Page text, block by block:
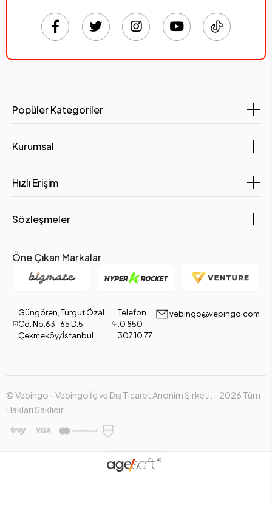
Popüler Kategoriler
Kurumsal
Hızlı Erişim
Sözleşmeler
Öne Çıkan Markalar
Güngören, Turgut Özal
Cd. No:63-65 D:5,
Çekmeköy/İstanbul
Telefon
:0 850
307 10 77
vebingo@vebingo.com
© Vebingo - Vebingo İç ve Dış Ticaret Anonim Şirketi. - 2026 Tüm
Hakları Saklıdır.